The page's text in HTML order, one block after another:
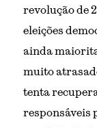
revolução de
eleições
ainda
muito
tenta
responsáveis